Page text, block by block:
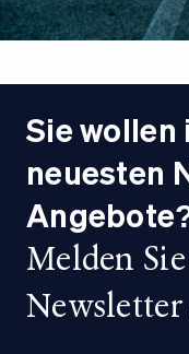
Sie
neuesten
Melden
Newsletter